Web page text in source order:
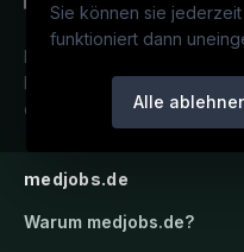
Sie können sie
funktioniert dann
Alle
Deutschlands medizinisches
Karriereportal.Ein Service
candidatis GmbH.
medjobs.de
Warum medjobs.de?